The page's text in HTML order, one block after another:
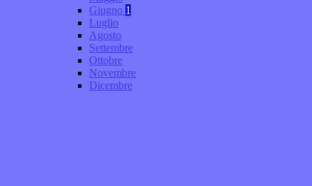
Giugno 1
Luglio
Agosto
Settembre
Ottobre
Novembre
Dicembre